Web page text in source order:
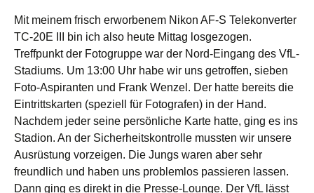
Mit meinem frisch erworbenem Nikon AF-S Telekonverter
TC-20E III bin ich also heute Mittag losgezogen.
Treffpunkt der Fotogruppe war der Nord-Eingang des VfL-
Stadiums. Um 13:00 Uhr habe wir uns getroffen, sieben
Foto-Aspiranten und Frank Wenzel. Der hatte bereits die
Eintrittskarten (speziell für Fotografen) in der Hand.
Nachdem jeder seine persönliche Karte hatte, ging es ins
Stadion. An der Sicherheitskontrolle mussten wir unsere
Ausrüstung vorzeigen. Die Jungs waren aber sehr
freundlich und haben uns problemlos passieren lassen.
Dann ging es direkt in die Presse-Lounge. Der VfL lässt